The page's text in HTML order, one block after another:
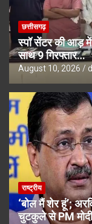
छत्तीसगढ़
स्पॉ सेंटर की आड़ में
साथ 9 गिरफ्तार…
August 10, 2026
राष्ट्रीय
‘बोल मैं शेर हूं’;
चुटकुले से PM